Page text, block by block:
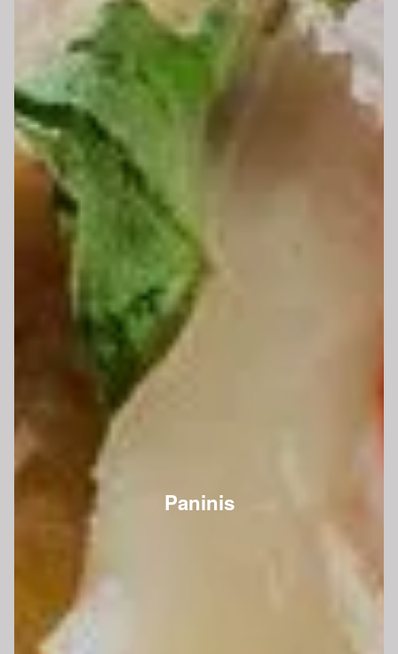
Paninis